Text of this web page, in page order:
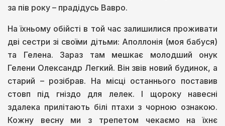
за пів року – прадідусь Вавро.
На їхньому обійсті в той час залишилися проживати
дві сестри зі своїми дітьми: Аполлонія (моя бабуся)
та Гелена. Зараз там мешкає молодший онук
Гелени Олександр Легкий. Він звів новий будинок, а
старий – розібрав. На місці останнього поставив
стовп під гніздо для лелек. І щороку навесні
здалека прилітають білі птахи з чорною ознакою.
Кожну весну ми з трепетом чекаємо на їхнє